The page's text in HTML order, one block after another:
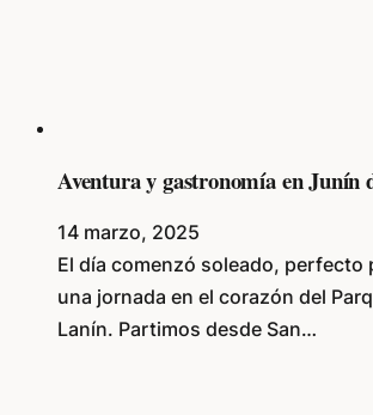
Aventura y gastronomía en Junín
14 marzo, 2025
El día comenzó soleado, perfecto
una jornada en el corazón del
Lanín. Partimos desde San…